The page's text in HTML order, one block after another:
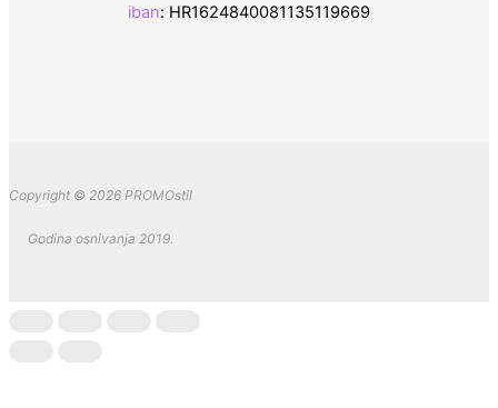
iban: HR1624840081135119669
Copyright © 2026 PROMOstil
Godina osnivanja 2019.